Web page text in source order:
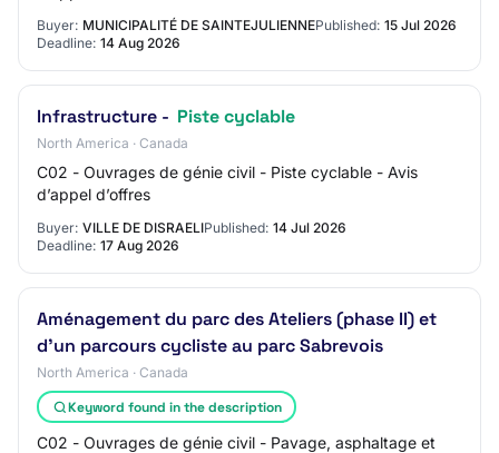
Buyer: MUNICIPALITÉ DE SAINTEJULIENNEPublished: 15 Jul 2026
Deadline: 14 Aug 2026
Infrastructure - Piste cyclable
North America · Canada
C02 - Ouvrages de génie civil - Piste cyclable - Avis
d’appel d’offres
Buyer: VILLE DE DISRAELIPublished: 14 Jul 2026
Deadline: 17 Aug 2026
Aménagement du parc des Ateliers (phase II) et
d'un parcours cycliste au parc Sabrevois
North America · Canada
Keyword found in the description
C02 - Ouvrages de génie civil - Pavage, asphaltage et